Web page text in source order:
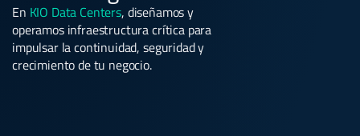
En KIO Data Centers, diseñamos y
operamos infraestructura crítica para
impulsar la continuidad, seguridad y
crecimiento de tu negocio.